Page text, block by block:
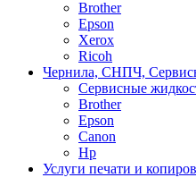
Brother
Epson
Xerox
Ricoh
Чернила, СНПЧ,
Сервисные
Brother
Epson
Canon
Hp
Услуги печати и